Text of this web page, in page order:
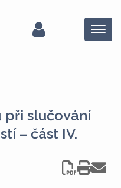
Menu
při slučování
– část IV.